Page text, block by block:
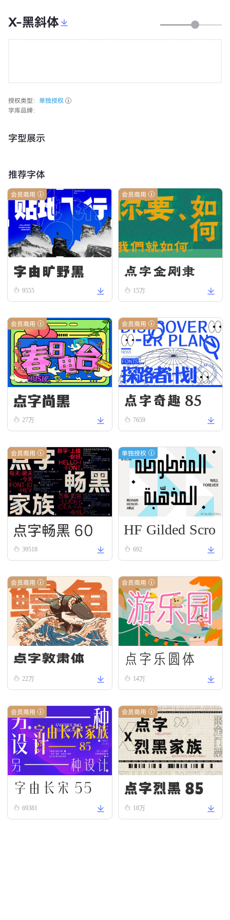
X-黑斜体
授权类型： 单独授权
字库品牌：
字型展示
推荐字体
会员商用
字由旷野黑
9555
会员商用
点字金刚隶
15万
会员商用
点字尚黑
27万
会员商用
点字奇趣 85
7659
会员商用
点字畅黑 60
39518
单独授权
HF Gilded Scro
ll 692
会员商用
点字敦肃体
22万
会员商用
点字乐圆体
14万
会员商用
字由长宋 55
69381
会员商用
点字烈黑 85
18万